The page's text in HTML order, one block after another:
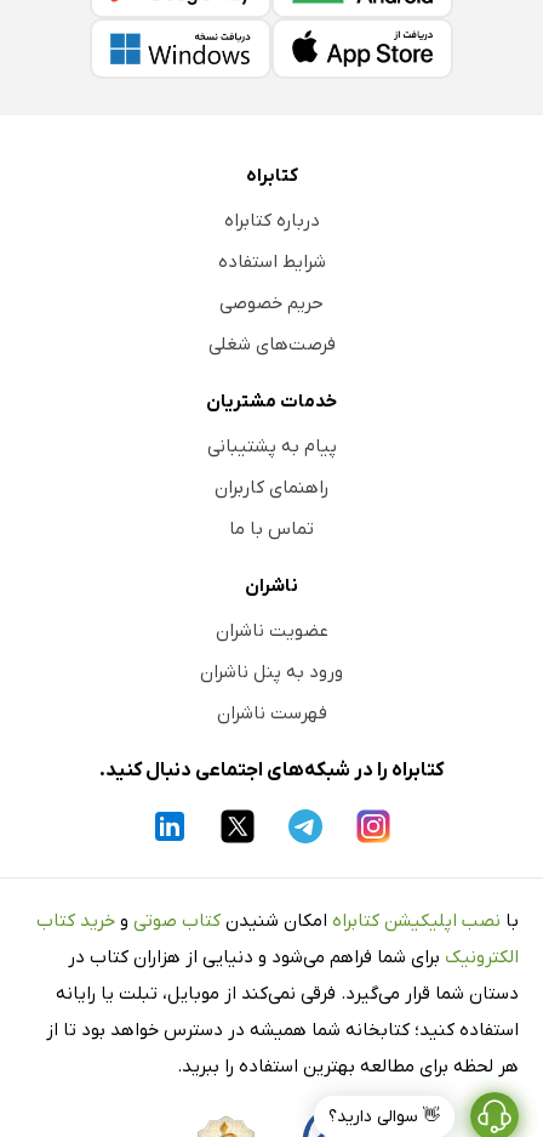
👋 سوالی دارید؟
کتابراه
درباره کتابراه
شرایط استفاده
حریم خصوصی
فرصت‌های شغلی
خدمات مشتریان
پیام به پشتیبانی
راهنمای کاربران
تماس با ما
ناشران
عضویت ناشران
ورود به پنل ناشران
فهرست ناشران
کتابراه را در شبکه‌های اجتماعی دنبال کنید.
با نصب اپلیکیشن کتابراه امکان شنیدن کتاب صوتی و خرید کتاب
الکترونیک برای شما فراهم می‌شود و دنیایی از هزاران کتاب در
دستان شما قرار می‌گیرد. فرقی نمی‌کند از موبایل، تبلت یا رایانه
استفاده کنید؛ کتابخانه شما همیشه در دسترس خواهد بود تا از
هر لحظه برای مطالعه بهترین استفاده را ببرید.